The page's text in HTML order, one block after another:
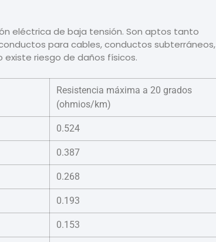
eléctrica de baja tensión. Son aptos tanto
para cables, conductos subterráneos,
riesgo de daños físicos.
Resistencia máxima a 20 grados
(ohmios/km)
0.524
0.387
0.268
0.193
0.153